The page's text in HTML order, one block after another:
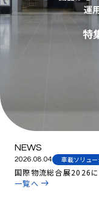
NEWS
2026.08.04 車載ソリュ
国際物流総合展2026に
一覧へ